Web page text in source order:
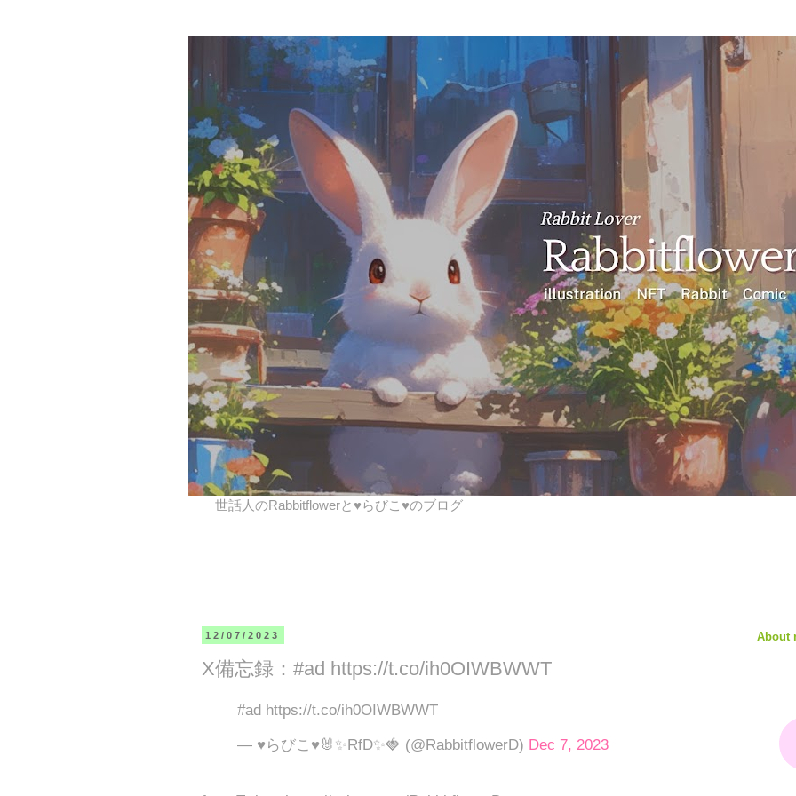
世話人のRabbitflowerと♥らびこ♥のブログ
12/07/2023
X備忘録：#ad https://t.co/ih0OIWBWWT
#ad https://t.co/ih0OIWBWWT
— ♥らびこ♥🐰✨RfD✨🍓 (@RabbitflowerD) Dec 7, 2023
About